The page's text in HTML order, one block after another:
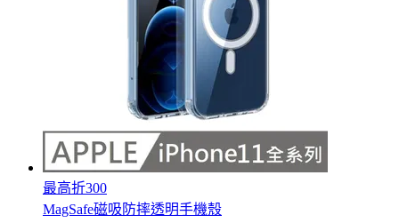
最高折300
MagSafe磁吸防摔透明手機殼